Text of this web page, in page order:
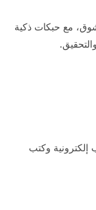
مع حبكات ذكية
وكتب